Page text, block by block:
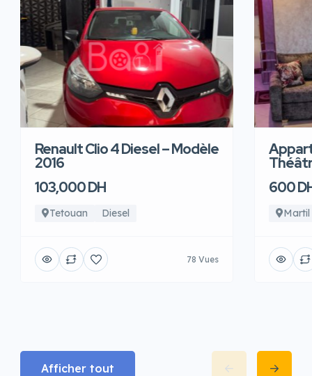
Renault Clio 4 Diesel – Modèle
2016
103,000 DH
Tetouan Diesel
78 Vues
600
Martil
Afficher tout